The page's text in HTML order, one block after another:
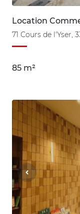
Location
71 Cours de l'Yser,
85 m²